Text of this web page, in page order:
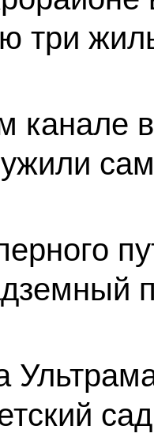
три
канале
сад